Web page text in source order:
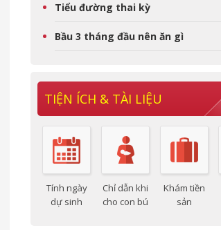
Tiểu đường thai kỳ
Bầu 3 tháng đầu nên ăn gì
TIỆN ÍCH & TÀI LIỆU
Tính ngày
dự sinh
Chỉ dẫn khi
cho con bú
Khám tiền
sản